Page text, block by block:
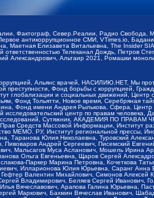
Фактограф, Север.Реалии, Радио Свобода,
антикоррупционное СМИ, VTimes.io,
Елизавета Витальевна, The Insider
Телеканал Дождь, Петров
Альтаир 2021, Ромашки
Альянс врачей, НАСИЛИЮ.НЕТ, Мы
Фонд борьбы с коррупцией,
глобализации и социальных движений,
Фонд Тольятти, Новое время, Серебряная
Фонд имени Андрея Рылькова, Сфера,
центр по правам человека,
Сутяжник, АКАДЕМИЯ ПО ПРАВАМ
Средств Массовой Информации, Институт
МЕМО. РУ, Институт региональной прессы,
Юлия Николаевна, Туровский
Андрей Сергеевич, Писемский
Мальсагов Муса Асланович, Мошель Ирина
Ольга Евгеньевна, Щаров Сергей
Паркер Марина Петровна, Кочеткова
Илларионова Юлия Юрьевна, Саранг
Валентин Михайлович, Симонов Алексей
Владимирович, Беляев Сергей Иванович,
Вячеславович, Арапова Галина Юрьевна,
Маркович, Бахмин Вячеслав Иванович,